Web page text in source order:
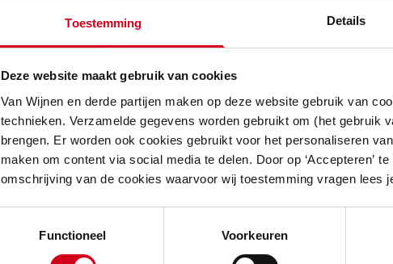
Toestemming Details
Deze website maakt gebruik van cookies
Van Wijnen en derde partijen maken op deze website gebruik van
technieken. Verzamelde gegevens worden gebruikt om (het gebruik
brengen. Er worden ook cookies gebruikt voor het personaliseren
maken om content via social media te delen. Door op ‘Accepteren’
omschrijving van de cookies waarvoor wij toestemming vragen lees
Functioneel
Voorkeuren
efficiëntere woning.”
De buitenkozijnen krijgen HR++ glas en
Herstellen van voegwerk
Het dak isoleren
Vervangen van de oude dakpannen
Vervangen van de voordeuren